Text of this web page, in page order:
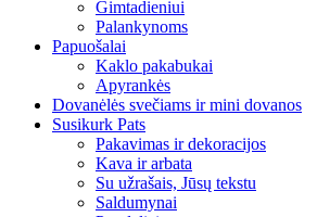
Gimtadieniui
Palankynoms
Papuošalai
Kaklo pakabukai
Apyrankės
Dovanėlės svečiams ir mini dovanos
Susikurk Pats
Pakavimas ir dekoracijos
Kava ir arbata
Su užrašais, Jūsų tekstu
Saldumynai